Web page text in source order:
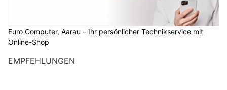
Euro Computer, Aarau – Ihr persönlicher Technikservice mit
Online-Shop
EMPFEHLUNGEN